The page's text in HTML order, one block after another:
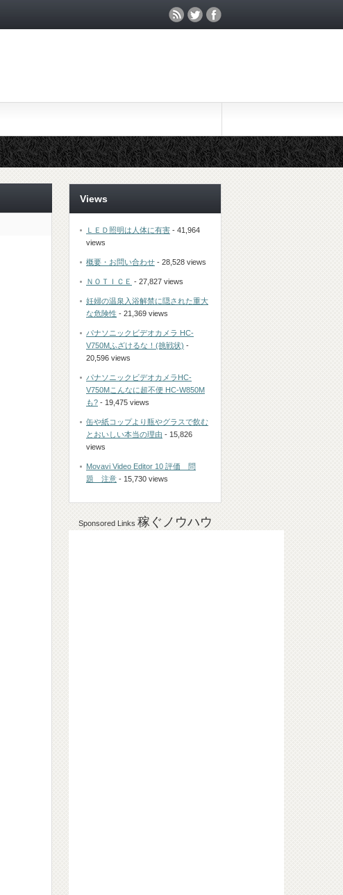
Views
ＬＥＤ照明は人体に有害 - 41,964
views
概要・お問い合わせ - 28,528 views
ＮＯＴＩＣＥ - 27,827 views
妊婦の温泉入浴解禁に隠された重大
な危険性 - 21,369 views
パナソニックビデオカメラ HC-
V750Mふざけるな！(挑戦状) -
20,596 views
パナソニックビデオカメラHC-
V750Mこんなに超不便 HC-W850M
も? - 19,475 views
缶や紙コップより瓶やグラスで飲む
とおいしい本当の理由 - 15,826
views
Movavi Video Editor 10 評価 問
題 注意 - 15,730 views
Sponsored Links 稼ぐノウハウ